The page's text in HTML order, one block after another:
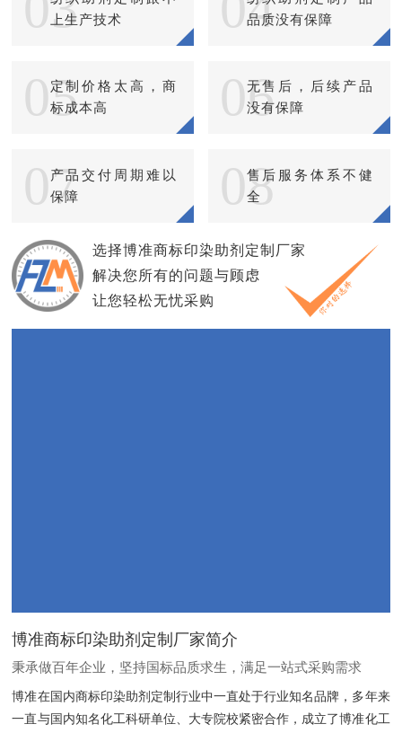
上生产技术
品质没有保障
05定制价格太高，商
标成本高
06无售后，后续产品
没有保障
07产品交付周期难以
保障
08
售后服务体系不健
全
选择博准商标印染助剂定制厂家
解决您所有的问题与顾虑
让您轻松无忧采购
博准商标印染助剂定制厂家简介
秉承做百年企业，坚持国标品质求生，满足一站式采购需求
博准在国内商标印染助剂定制行业中一直处于行业知名品牌，多年来
一直与国内知名化工科研单位、大专院校紧密合作，成立了博准化工